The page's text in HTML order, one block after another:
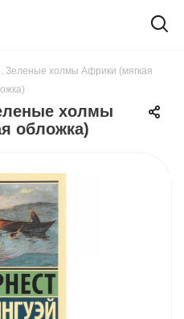
Зеленые холмы Африки (мягкая
холмы
обложка)